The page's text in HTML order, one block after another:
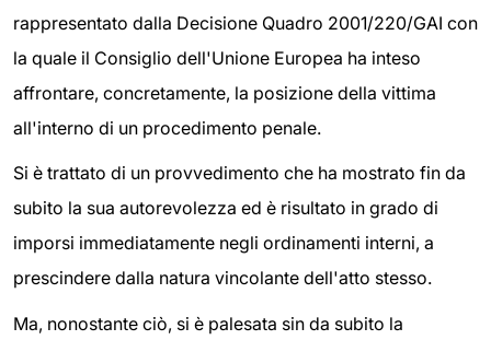
rappresentato dalla Decisione Quadro 2001/220/GAI con
la quale il Consiglio dell'Unione Europea ha inteso
affrontare, concretamente, la posizione della vittima
all'interno di un procedimento penale.
Si è trattato di un provvedimento che ha mostrato fin da
subito la sua autorevolezza ed è risultato in grado di
imporsi immediatamente negli ordinamenti interni, a
prescindere dalla natura vincolante dell'atto stesso.
Ma, nonostante ciò, si è palesata sin da subito la